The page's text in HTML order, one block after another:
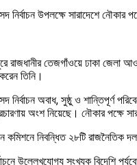
নির্বাচন উপলক্ষে সারাদেশে
তেজগাঁওয়ে ঢাকা জেলা
তিনি।
নির্বাচন অবাধ, সুষ্ঠু ও শান্তিপূর্ণ
অংশ নিয়েছে। নৌকার পক্ষে
কমিশনে নিবন্ধিত ২৮টি
উল্লেখযোগ্য সংখ্যক বিদেশি